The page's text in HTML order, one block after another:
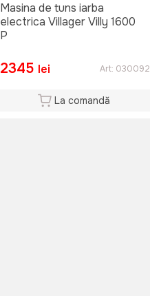
Masina de tuns iarba
electrica Villager Villy 1600
P
2345 lei Art: 030092
La comandă